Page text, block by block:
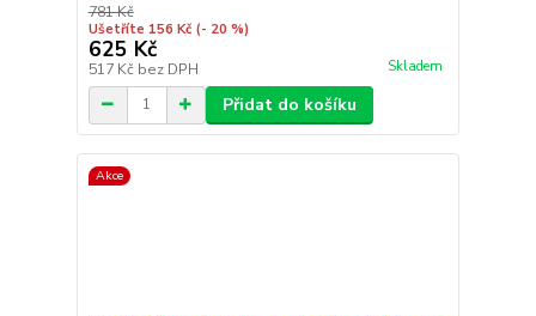
781 Kč
Ušetříte 156 Kč (- 20 %)
625 Kč
517 Kč bez DPH Skladem
Přidat do košíku
Akce